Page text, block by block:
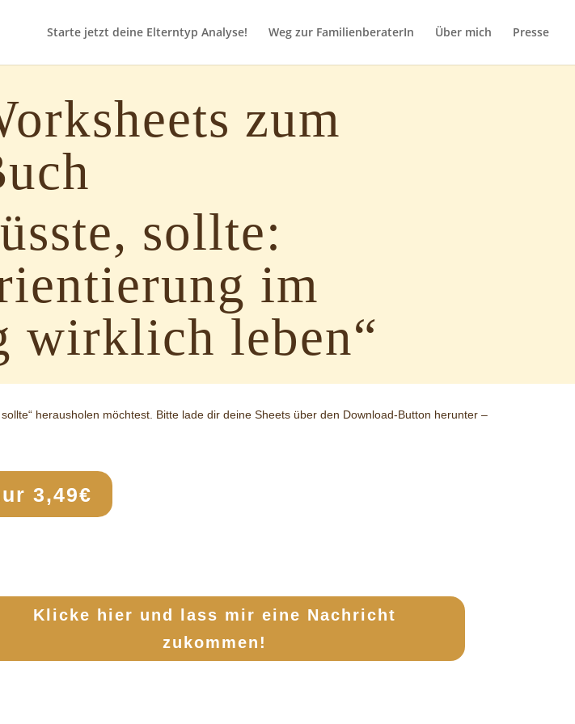
Starte jetzt deine Elterntyp Analyse! Weg zur FamilienberaterIn Über mich Presse
zum
sollte:
im
wirklich leben“
herausholen möchtest. Bitte lade dir deine Sheets über den Download-Button herunter –
3,49€
Klicke hier und lass mir eine Nachricht
zukommen!